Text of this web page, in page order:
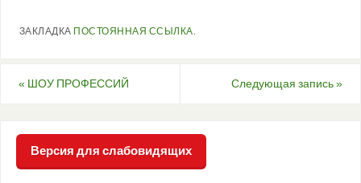
ЗАКЛАДКА ПОСТОЯННАЯ ССЫЛКА.
« ШОУ ПРОФЕССИЙ Следующая запись»
Версия для слабовидящих